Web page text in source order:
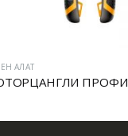
АЛАТ
ПРОФИ